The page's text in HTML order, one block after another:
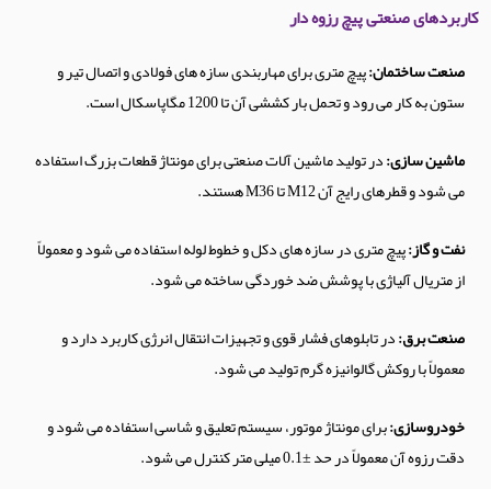
کاربردهای صنعتی پیچ رزوه دار
صنعت ساختمان:پیچ متری برای مهاربندی سازه های فولادی و اتصال تیر و
ستون به کار می رود و تحمل بار کششی آن تا 1200 مگاپاسکال است.
ماشین سازی:در تولید ماشین آلات صنعتی برای مونتاژ قطعات بزرگ استفاده
می شود و قطرهای رایج آن M12 تا M36 هستند.
نفت و گاز:پیچ متری در سازه های دکل و خطوط لوله استفاده می شود و معمولاً
از متریال آلیاژی با پوشش ضد خوردگی ساخته می شود.
صنعت برق:در تابلوهای فشار قوی و تجهیزات انتقال انرژی کاربرد دارد و
معمولاً با روکش گالوانیزه گرم تولید می شود.
خودروسازی:برای مونتاژ موتور، سیستم تعلیق و شاسی استفاده می شود و
دقت رزوه آن معمولاً در حد ±0.1 میلی متر کنترل می شود.